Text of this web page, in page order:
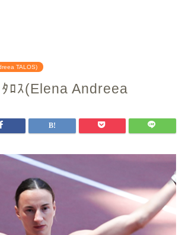
TALOS)
ﾛｽ(Elena Andreea